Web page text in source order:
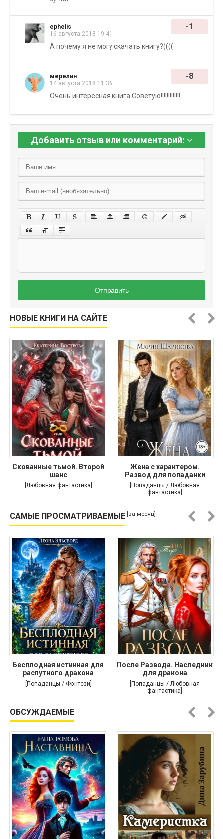
ephelis
16 августа 2018 19:41
-1
А почему я не могу скачать книгу?((((
мерелин
14 августа 2018 11:36
-8
Очень интересная книга.Советую!!!!!!!!!!!!!
Добавить отзыв или комментарий:
Отправить
НОВЫЕ КНИГИ НА САЙТЕ
Скованные тьмой. Второй
шанс
[Любовная фантастика]
Жена с характером.
Развод для попаданки
[Попаданцы / Любовная
фантастика]
САМЫЕ ПРОСМАТРИВАЕМЫЕ [за месяц]
Бесплодная истинная для
распутного дракона
[Попаданцы / Фэнтези]
После Развода. Наследник
для дракона
[Попаданцы / Любовная
фантастика]
ОБСУЖДАЕМЫЕ